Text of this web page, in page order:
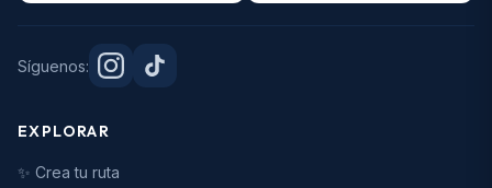
Síguenos:
EXPLORAR
✨ Crea tu ruta